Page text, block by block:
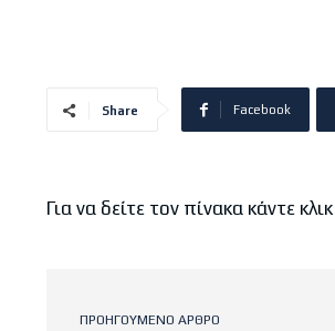
Share Facebook
Για να δείτε τον πίνακα κάντε κλικ
ΠΡΟΗΓΟΎΜΕΝΟ ΆΡΘΡΟ